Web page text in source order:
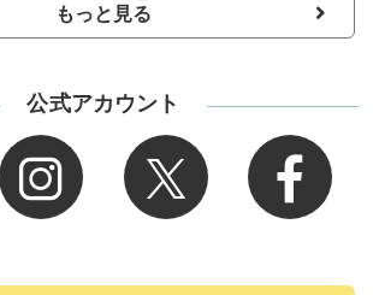
もっと見る
公式アカウント